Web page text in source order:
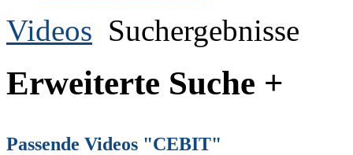
Videos Suchergebnisse
Erweiterte Suche +
Passende Videos "CEBIT"